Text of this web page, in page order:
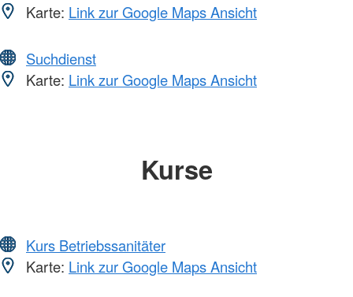
Karte: Link zur Google Maps Ansicht
Suchdienst
Karte: Link zur Google Maps Ansicht
Kurse
Kurs Betriebssanitäter
Karte: Link zur Google Maps Ansicht